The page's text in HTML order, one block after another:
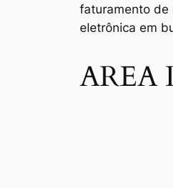
faturamento de
eletrônica em
AREA